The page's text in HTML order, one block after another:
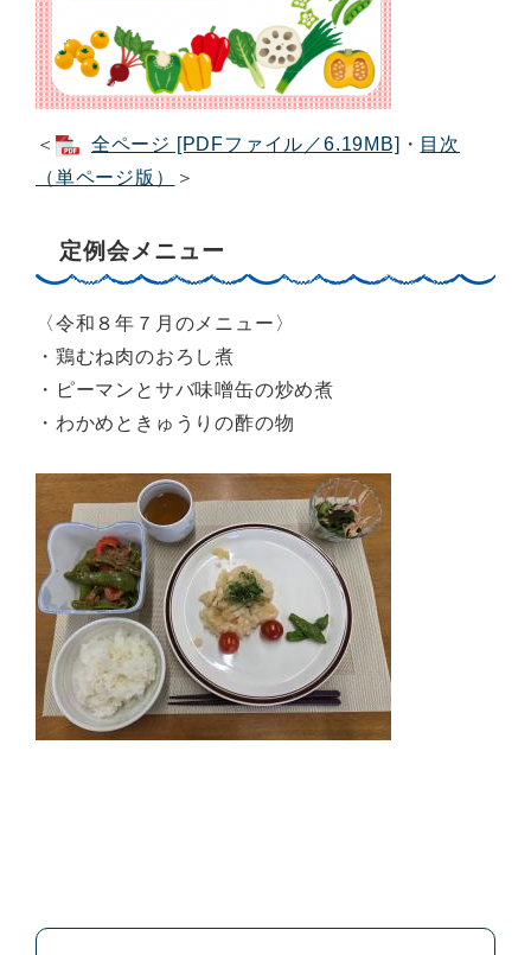
＜ 全ページ [PDFファイル／6.19MB] ・ 目次
（単ページ版）
＞
定例会メニュー
〈令和８年７月のメニュー〉
・鶏むね肉のおろし煮
・ピーマンとサバ味噌缶の炒め煮
・わかめときゅうりの酢の物